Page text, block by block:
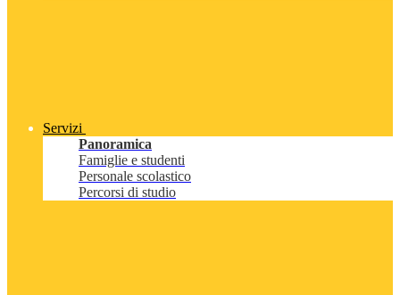
Servizi
Panoramica
Famiglie e studenti
Personale scolastico
Percorsi di studio